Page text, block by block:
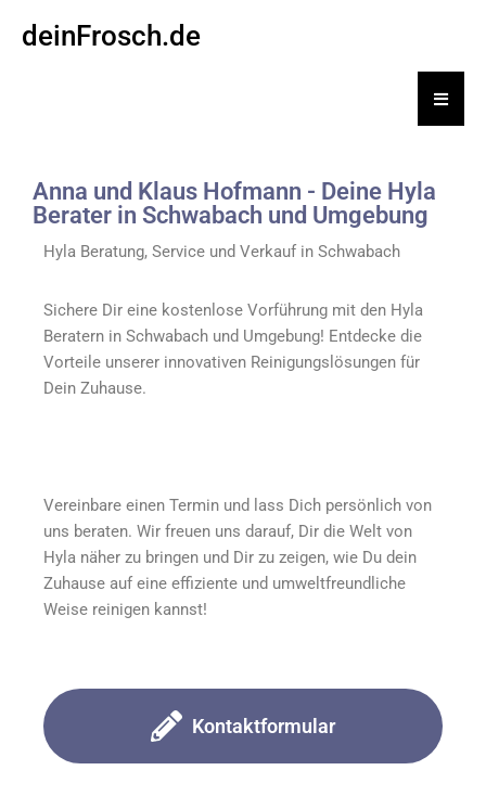
deinFrosch.de
Anna und Klaus Hofmann - Deine Hyla
Berater in Schwabach und Umgebung
Hyla Beratung, Service und Verkauf in Schwabach
Sichere Dir eine kostenlose Vorführung mit den Hyla
Beratern in Schwabach und Umgebung! Entdecke die
Vorteile unserer innovativen Reinigungslösungen für
Dein Zuhause.
Vereinbare einen Termin und lass Dich persönlich von
uns beraten. Wir freuen uns darauf, Dir die Welt von
Hyla näher zu bringen und Dir zu zeigen, wie Du dein
Zuhause auf eine effiziente und umweltfreundliche
Weise reinigen kannst!
Kontaktformular